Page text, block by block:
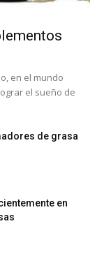
en el mundo
el sueño de
de grasa
en